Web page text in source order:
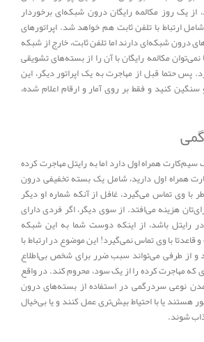
از یک روز مکالمه رایگان درون شبکه‌ای برخوردار
ارتباط با تلفن ثابت هم خواهد شد. اپراتورهای
درون شبکه‌ای دارند اما تلفن ثابت، خارج از شبکه
مکالمه رایگان با آن را از بسته‌های تشویقی
حتما قبل از مهاجرت به یک اپراتور دیگر، این
کنید و فقط بر روی آمار و ارقام اعلام شده،
همراه اول دارد اما به رایتل مهاجرت کرده‌
اول دارید، شامل یک بسته تخفیفی درون
وی تماس می‌گیرد،‌ غافل از آنکه شماره او دیگر
هزینه می‌افتد. از سوی دیگر، اگر فردی دارای
رایتل باشد، از اینکه دوست شما به این شبکه
با وی تماس نمی‌گیرد! این موضوع در ارتباط با
و از طرفی می‌تواند سبب ضرر برای شخص بی‌اطلاع
مهاجرت کرده را از یک سود، محروم کند. در واقع
نوعی سردرگمی در استفاده از بسته‌های درون
یا با احتیاط بیش‌تری عمل کنند و یا بی‌خیال
شوند.